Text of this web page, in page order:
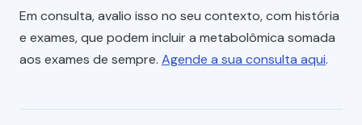
Em consulta, avalio isso no seu contexto, com história
e exames, que podem incluir a metabolômica somada
aos exames de sempre. Agende a sua consulta aqui.